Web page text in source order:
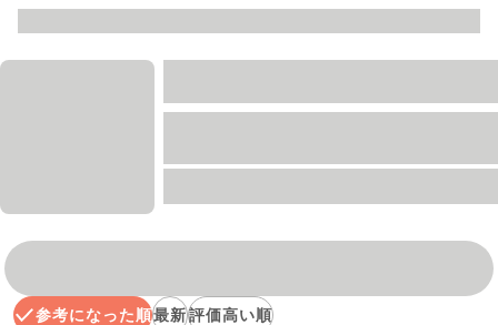
参考になった順最新評価高い順